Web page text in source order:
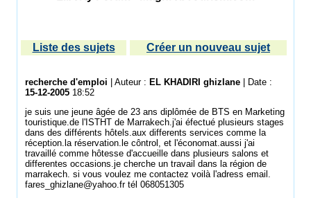
Liste des sujets Créer un nouveau sujet
recherche d'emploi | Auteur : EL KHADIRI ghizlane | Date :
15-12-2005 18:52
je suis une jeune âgée de 23 ans diplômée de BTS en Marketing
touristique.de l'ISTHT de Marrakech.j'ai éfectué plusieurs stages
dans des différents hôtels.aux differents services comme la
réception.la réservation.le côntrol, et l'économat.aussi j'ai
travaillé comme hôtesse d'accueille dans plusieurs salons et
differentes occasions.je cherche un travail dans la région de
marrakech. si vous voulez me contactez voilà l'adress email.
fares_ghizlane@yahoo.fr tél 068051305